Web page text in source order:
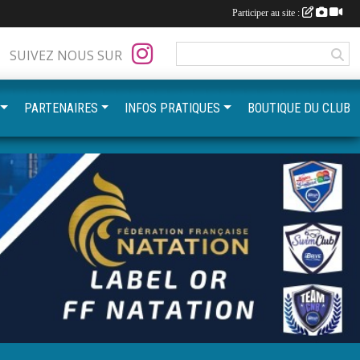
SUIVEZ NOUS SUR
PARTENAIRES INFOS PRATIQUES BOUTIQUE DU CLUB
Participer au site :